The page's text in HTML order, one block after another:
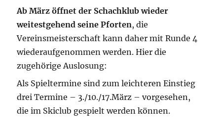
Ab März öffnet der Schachklub wieder
weitestgehend seine Pforten, die
Vereinsmeisterschaft kann daher mit Runde 4
wiederaufgenommen werden. Hier die
zugehörige Auslosung:
Als Spieltermine sind zum leichteren Einstieg
drei Termine – 3./10./17.März – vorgesehen,
die im Skiclub gespielt werden können.